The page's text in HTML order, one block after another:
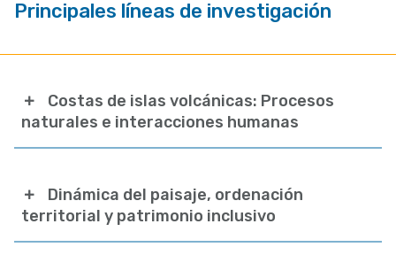
Principales líneas de investigación
Costas de islas volcánicas: Procesos
naturales e interacciones humanas
Dinámica del paisaje, ordenación
territorial y patrimonio inclusivo